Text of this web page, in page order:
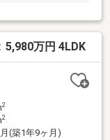
」による全
置し玄関アプロー
大変綺麗です。
・横浜市
学校 徒歩約10
園 徒歩約7分・お
5,980万円 4LDK
2
2
(築1年9ヶ月)